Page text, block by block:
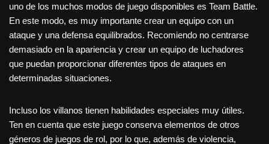
uno de los muchos modos de juego disponibles es Team Battle.
En este modo, es muy importante crear un equipo con un
ataque y una defensa equilibrados. Recomiendo no centrarse
demasiado en la apariencia y crear un equipo de luchadores
que puedan proporcionar diferentes tipos de ataques en
determinadas situaciones.
Incluso los villanos tienen habilidades especiales muy útiles.
Ten en cuenta que este juego conserva elementos de otros
géneros de juegos de rol, por lo que, además de violencia,